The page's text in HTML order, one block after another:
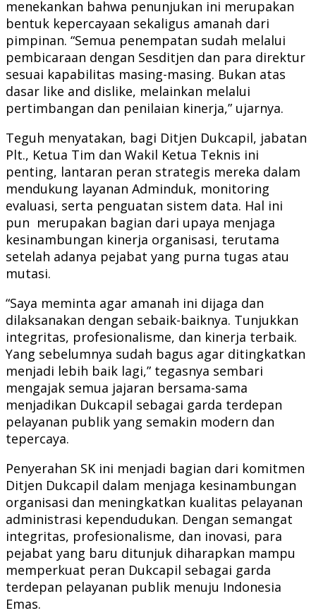
menekankan bahwa penunjukan ini merupakan
bentuk kepercayaan sekaligus amanah dari
pimpinan. “Semua penempatan sudah melalui
pembicaraan dengan Sesditjen dan para direktur
sesuai kapabilitas masing-masing. Bukan atas
dasar like and dislike, melainkan melalui
pertimbangan dan penilaian kinerja,” ujarnya.
Teguh menyatakan, bagi Ditjen Dukcapil, jabatan
Plt., Ketua Tim dan Wakil Ketua Teknis ini
penting, lantaran peran strategis mereka dalam
mendukung layanan Adminduk, monitoring
evaluasi, serta penguatan sistem data. Hal ini
pun merupakan bagian dari upaya menjaga
kesinambungan kinerja organisasi, terutama
setelah adanya pejabat yang purna tugas atau
mutasi.
“Saya meminta agar amanah ini dijaga dan
dilaksanakan dengan sebaik-baiknya. Tunjukkan
integritas, profesionalisme, dan kinerja terbaik.
Yang sebelumnya sudah bagus agar ditingkatkan
menjadi lebih baik lagi,” tegasnya sembari
mengajak semua jajaran bersama-sama
menjadikan Dukcapil sebagai garda terdepan
pelayanan publik yang semakin modern dan
tepercaya.
Penyerahan SK ini menjadi bagian dari komitmen
Ditjen Dukcapil dalam menjaga kesinambungan
organisasi dan meningkatkan kualitas pelayanan
administrasi kependudukan. Dengan semangat
integritas, profesionalisme, dan inovasi, para
pejabat yang baru ditunjuk diharapkan mampu
memperkuat peran Dukcapil sebagai garda
terdepan pelayanan publik menuju Indonesia
Emas.